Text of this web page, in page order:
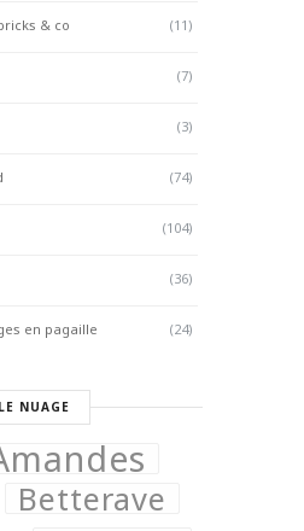
& co (11)
(7)
(3)
(74)
(104)
(36)
en pagaille (24)
LE NUAGE
Betterave